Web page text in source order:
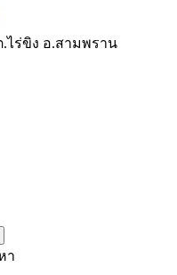
ไร่ขิง อ.สามพราน
า